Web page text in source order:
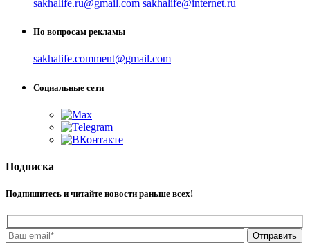
sakhalife.ru@gmail.com sakhalife@internet.ru
По вопросам рекламы
sakhalife.comment@gmail.com
Социальные сети
Подписка
Подпишитесь и читайте новости раньше всех!
Отправить